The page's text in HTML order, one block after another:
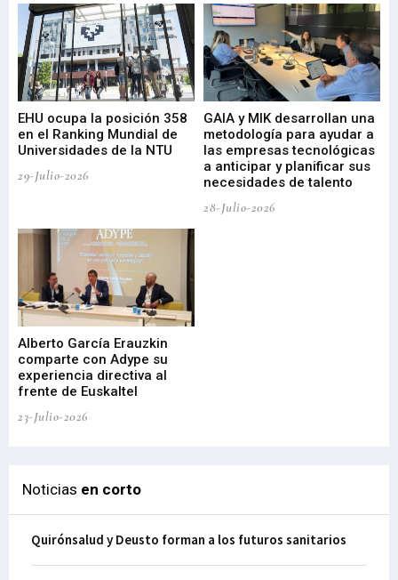
EHU ocupa la posición 358
en el Ranking Mundial de
Universidades de la NTU
29-Julio-2026
GAIA y MIK desarrollan una
metodología para ayudar a
las empresas tecnológicas
a anticipar y planificar sus
necesidades de talento
28-Julio-2026
Alberto García Erauzkin
comparte con Adype su
experiencia directiva al
frente de Euskaltel
23-Julio-2026
Noticias en corto
Quirónsalud y Deusto forman a los futuros sanitarios